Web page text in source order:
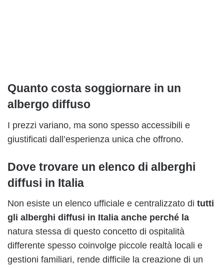
Quanto costa soggiornare in un
albergo diffuso
I prezzi variano, ma sono spesso accessibili e
giustificati dall’esperienza unica che offrono.
Dove trovare un elenco di alberghi
diffusi in Italia
Non esiste un elenco ufficiale e centralizzato di tutti
gli alberghi diffusi in Italia anche perché la
natura stessa di questo concetto di ospitalità
differente spesso coinvolge piccole realtà locali e
gestioni familiari, rende difficile la creazione di un